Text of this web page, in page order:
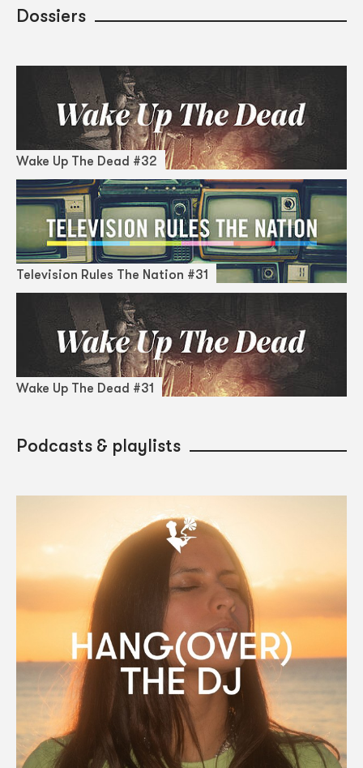
Dossiers
Wake Up The Dead #32
Television Rules The Nation #31
Wake Up The Dead #31
Podcasts & playlists